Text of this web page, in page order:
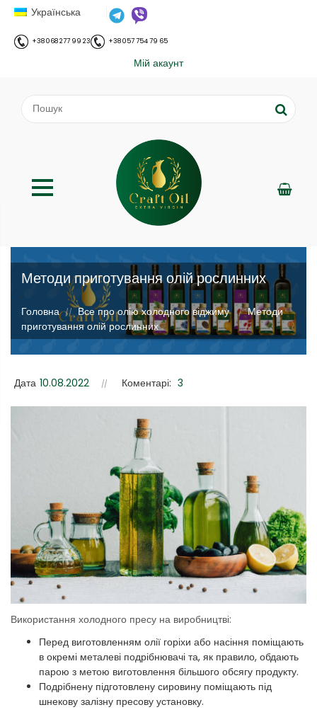
Українська
+38 068 277 99 23 +38 057 754 79 65
Мій акаунт
Методи приготування олій рослинних
;
Головна // Все про олію холодного віджиму // Методи
приготування олій рослинних
Дата 10.08.2022 Коментарі: 3
Використання холодного пресу на виробництві:
Перед виготовленням олії горіхи або насіння поміщають
в окремі металеві подрібнювачі та, як правило, обдають
парою з метою виготовлення більшого обсягу продукту.
Подрібнену підготовлену сировину поміщають під
шнекову залізну пресову установку.